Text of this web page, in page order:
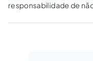
responsabilidade de
seria uma intervenção